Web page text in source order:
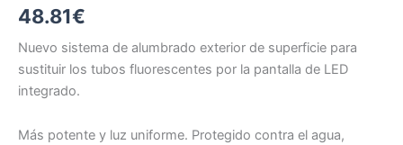
48.81€
Nuevo sistema de alumbrado exterior de superficie para
sustituir los tubos fluorescentes por la pantalla de LED
integrado.
Más potente y luz uniforme. Protegido contra el agua,